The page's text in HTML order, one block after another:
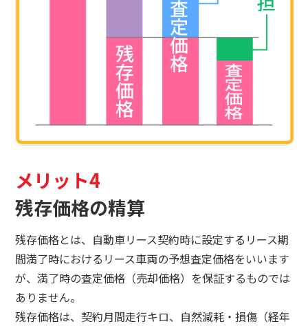
メリット4
残存価格の精算
残存価格とは、自動車リース契約時に設定するリース期
間満了時におけるリース車両の予想査定価格をいいます
が、満了時の査定価格（売却価格）を保証するものでは
ありません。
残存価格は、契約月間走行キロ、自然減耗・損傷（経年